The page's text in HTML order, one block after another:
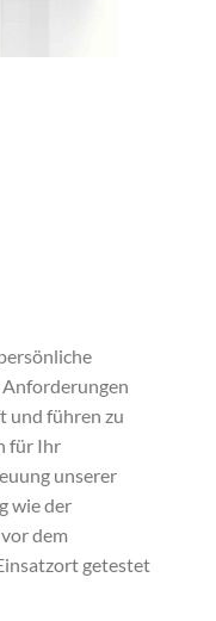
Anforderungen
und führen zu
für Ihr
unserer
wie der
dem
getestet